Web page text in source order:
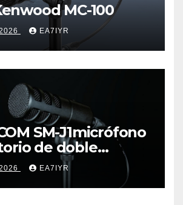
MC-100
EA7IYR
SM-J1micrófono
de doble
premium
EA7IYR